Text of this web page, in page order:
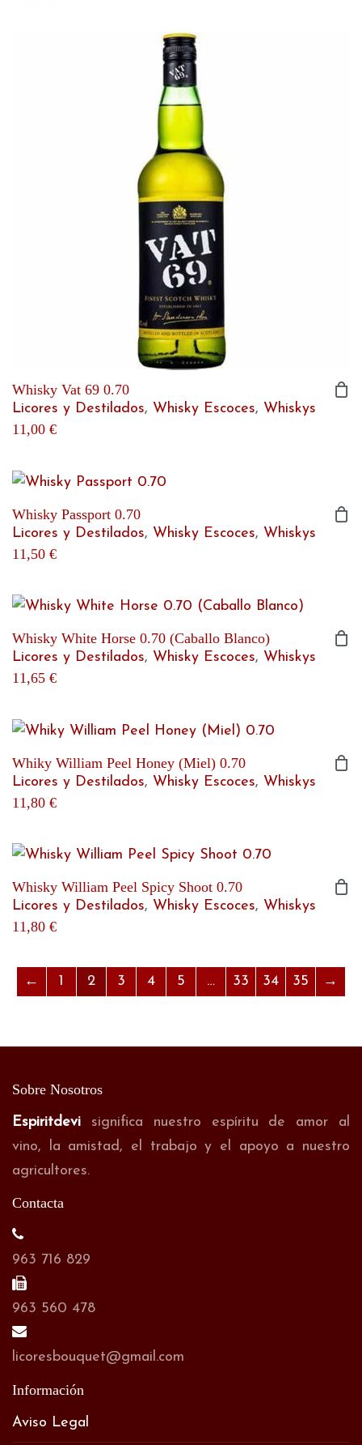
Whisky Vat 69 0.70
Licores y Destilados, Whisky Escoces, Whiskys
11,00 €
Whisky Passport 0.70
Licores y Destilados, Whisky Escoces, Whiskys
11,50 €
Whisky White Horse 0.70 (Caballo Blanco)
Licores y Destilados, Whisky Escoces, Whiskys
11,65 €
Whiky William Peel Honey (Miel) 0.70
Licores y Destilados, Whisky Escoces, Whiskys
11,80 €
Whisky William Peel Spicy Shoot 0.70
Licores y Destilados, Whisky Escoces, Whiskys
11,80 €
← 1 2 3 4 5 … 33 34 35 →
Sobre Nosotros
Espiritdevi significa nuestro espíritu de amor al
vino, la amistad, el trabajo y el apoyo a nuestro
agricultores.
Contacta
963 716 829
963 560 478
licoresbouquet@gmail.com
Información
Aviso Legal